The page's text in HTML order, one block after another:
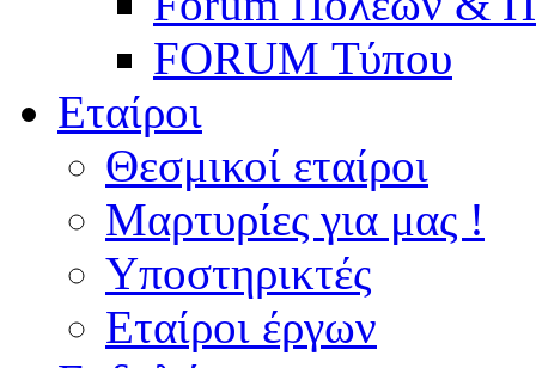
FORUM Τύπου
Εταίροι
Θεσμικοί εταίροι
Μαρτυρίες για μας !
Υποστηρικτές
Εταίροι έργων